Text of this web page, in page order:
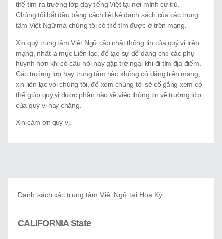
Video Tự Học và Dạy Tiếng Việt
Video Tiếng Việt, Sử Việt
Giới Thiệu
Trung Tâm Việt Ngữ
Gây Quỹ
thể tìm ra trường lớp dạy tiếng Việt tại nơi mình cư trú.
Chúng tôi bắt đầu bằng cách liệt kê danh sách của các trung
tâm Việt Ngữ mà chúng tôi có thể tìm được ở trên mạng.
Xin quý trung tâm Việt Ngữ cập nhật thông tin của quý vị trên
mạng, nhất là mục Liên lạc, để tạo sự dễ dàng cho các phụ
huynh hơn khi có câu hỏi hay gặp trở ngại khi đi tìm địa điểm.
Các trường lớp hay trung tâm nào không có đăng trên mạng,
xin liên lạc với chúng tôi, để xem chúng tôi sẽ cố gắng xem có
thể giúp quý vị được phần nào về việc thông tin về trường lớp
của quý vị hay chăng.
Xin cảm ơn quý vị.
Danh sách các trung tâm Việt Ngữ tại Hoa Kỳ
CALIFORNIA State